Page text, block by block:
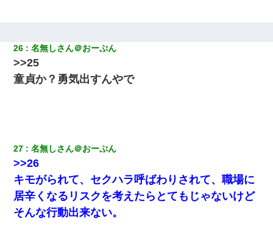
26 名無しさん＠おーぷん
>>25
童貞か？勇気出すんやで
27 名無しさん＠おーぷん
>>26
キモがられて、セクハラ呼ばわりされて、職場に
居辛くなるリスクを考えたらとてもじゃないけど
そんな行動出来ない。